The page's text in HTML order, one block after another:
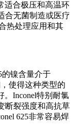
适合极压和高温环
合无菌制造或医疗
热处理应用和其
的镍含量介于
使得这种类型的
。Inconel特别耐氯
断裂强度和高抗草
625非常容易焊